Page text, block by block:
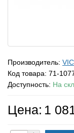
Производитель:
Код товара: 71-
Доступность: На
Цена: 1